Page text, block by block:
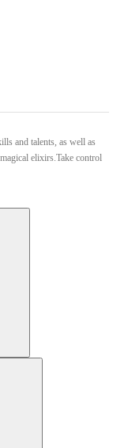
and talents, as well as
elixirs.Take control